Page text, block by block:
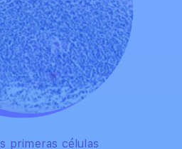
primeras células